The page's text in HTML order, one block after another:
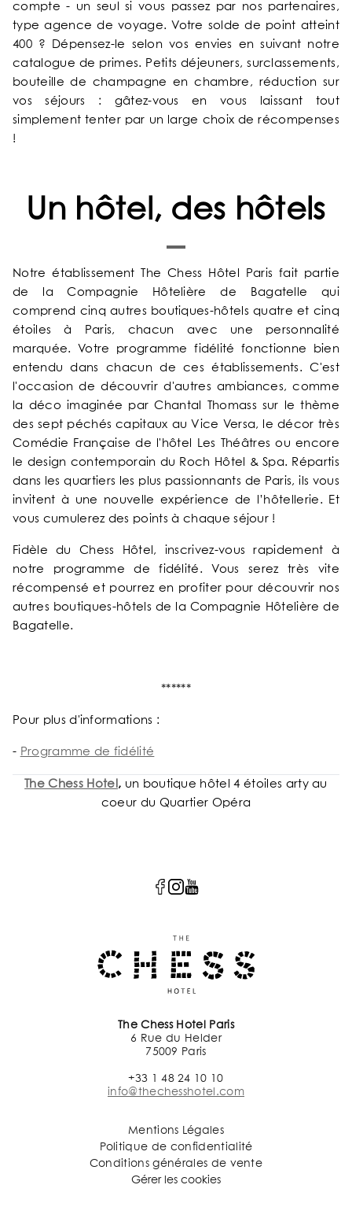
NOTRE UNIVERS
NOS SERVICES
NOS CHAMBRES & SUITES
NOS ENGAGEMENTS
GALERIE PHOTOS
SITUATION
ACTUALITÉS
FAQ
compte - un seul si vous passez par nos partenaires,
type agence de voyage. Votre solde de point atteint
400 ? Dépensez-le selon vos envies en suivant notre
catalogue de primes. Petits déjeuners, surclassements,
bouteille de champagne en chambre, réduction sur
vos séjours : gâtez-vous en vous laissant tout
simplement tenter par un large choix de récompenses
!
Un hôtel, des hôtels
Notre établissement The Chess Hôtel Paris fait partie
de la Compagnie Hôtelière de Bagatelle qui
comprend cinq autres boutiques-hôtels quatre et cinq
étoiles à Paris, chacun avec une personnalité
marquée. Votre programme fidélité fonctionne bien
entendu dans chacun de ces établissements. C'est
l'occasion de découvrir d'autres ambiances, comme
la déco imaginée par Chantal Thomass sur le thème
des sept péchés capitaux au Vice Versa, le décor très
Comédie Française de l'hôtel Les Théâtres ou encore
le design contemporain du Roch Hôtel & Spa. Répartis
dans les quartiers les plus passionnants de Paris, ils vous
invitent à une nouvelle expérience de l’hôtellerie. Et
vous cumulerez des points à chaque séjour !
Fidèle du Chess Hôtel, inscrivez-vous rapidement à
notre programme de fidélité. Vous serez très vite
récompensé et pourrez en profiter pour découvrir nos
autres boutiques-hôtels de la Compagnie Hôtelière de
Bagatelle.
******
Pour plus d'informations :
- Programme de fidélité
The Chess Hotel , un boutique hôtel 4 étoiles arty au
coeur du Quartier Opéra
The Chess Hotel Paris
6 Rue du Helder
75009 Paris
+33 1 48 24 10 10
info@thechesshotel.com
Mentions Légales
Politique de confidentialité
Conditions générales de vente
Gérer les cookies